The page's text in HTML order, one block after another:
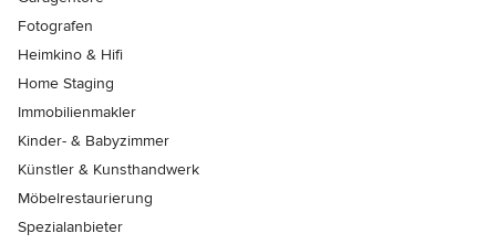
Fotografen
Heimkino & Hifi
Home Staging
Immobilienmakler
Kinder- & Babyzimmer
Künstler & Kunsthandwerk
Möbelrestaurierung
Spezialanbieter